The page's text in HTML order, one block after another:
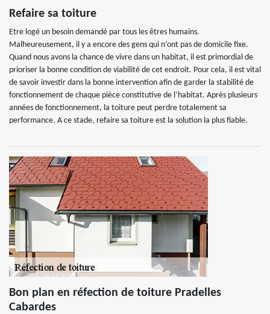
Refaire sa toiture
Etre logé un besoin demandé par tous les êtres humains.
Malheureusement, il y a encore des gens qui n’ont pas de domicile fixe.
Quand nous avons la chance de vivre dans un habitat, il est primordial de
prioriser la bonne condition de viabilité de cet endroit. Pour cela, il est vital
de savoir investir dans la bonne intervention afin de garder la stabilité de
fonctionnement de chaque pièce constitutive de l’habitat. Après plusieurs
années de fonctionnement, la toiture peut perdre totalement sa
performance. A ce stade, refaire sa toiture est la solution la plus fiable.
Bon plan en réfection de toiture Pradelles
Cabardes